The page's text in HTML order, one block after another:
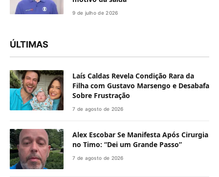
9 de julho de 2026
ÚLTIMAS
Laís Caldas Revela Condição Rara da
Filha com Gustavo Marsengo e Desabafa
Sobre Frustração
7 de agosto de 2026
Alex Escobar Se Manifesta Após Cirurgia
no Timo: “Dei um Grande Passo”
7 de agosto de 2026